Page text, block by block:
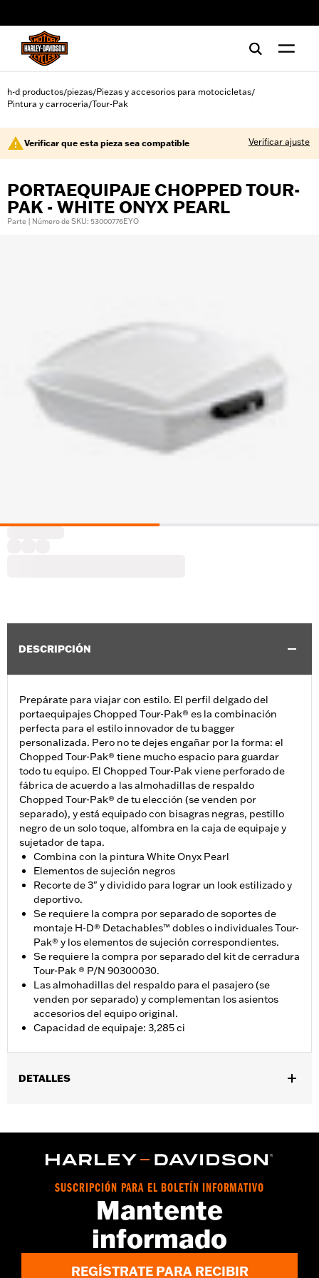
h-d productos/piezas/Piezas y accesorios para motocicletas/
Pintura y carrocería/Tour-Pak
Verificar que esta pieza sea compatible Verificar ajuste
PORTAEQUIPAJE CHOPPED TOUR-
PAK - WHITE ONYX PEARL
Parte | Número de SKU: 53000776EYO
DESCRIPCIÓN
Prepárate para viajar con estilo. El perfil delgado del
portaequipajes Chopped Tour-Pak® es la combinación
perfecta para el estilo innovador de tu bagger
personalizada. Pero no te dejes engañar por la forma: el
Chopped Tour-Pak® tiene mucho espacio para guardar
todo tu equipo. El Chopped Tour-Pak viene perforado de
fábrica de acuerdo a las almohadillas de respaldo
Chopped Tour-Pak® de tu elección (se venden por
separado), y está equipado con bisagras negras, pestillo
negro de un solo toque, alfombra en la caja de equipaje y
sujetador de tapa.
Combina con la pintura White Onyx Pearl
Elementos de sujeción negros
Recorte de 3" y dividido para lograr un look estilizado y
deportivo.
Se requiere la compra por separado de soportes de
montaje H-D® Detachables™ dobles o individuales Tour-
Pak® y los elementos de sujeción correspondientes.
Se requiere la compra por separado del kit de cerradura
Tour-Pak ® P/N 90300030.
Las almohadillas del respaldo para el pasajero (se
venden por separado) y complementan los asientos
accesorios del equipo original.
Capacidad de equipaje: 3,285 ci
DETALLES
específicos. No se adapta a modelos FLRT. Se requiere la
compra por separado de soportes de montaje H-D®
Detachables™ dobles o individuales Tour-Pak® y el hardware de
del kit de cerradura Tour-Pak con número de pieza 90300030.
FLHX 2024 y posteriores, FLTRX, FLTRXSTSE y FLHXSTSE
2026 se requiere la compra por separado del kit de espaciador
n.° de pieza 53001105A. Para los modelos FLTRXSTSE 2024 se
SUSCRIPCIÓN PARA EL BOLETÍN INFORMATIVO
Mantente
informado
REGÍSTRATE PARA RECIBIR